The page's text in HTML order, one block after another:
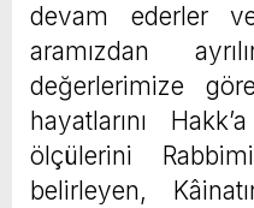
devam ederler
aramızdan
değerlerimize
hayatlarını
ölçülerini
belirleyen,